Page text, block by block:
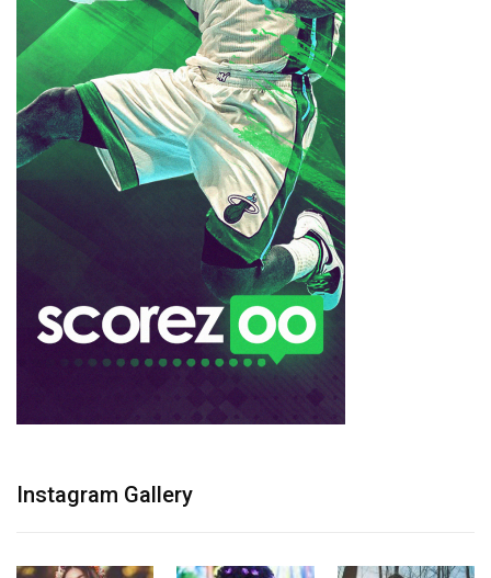
Instagram Gallery